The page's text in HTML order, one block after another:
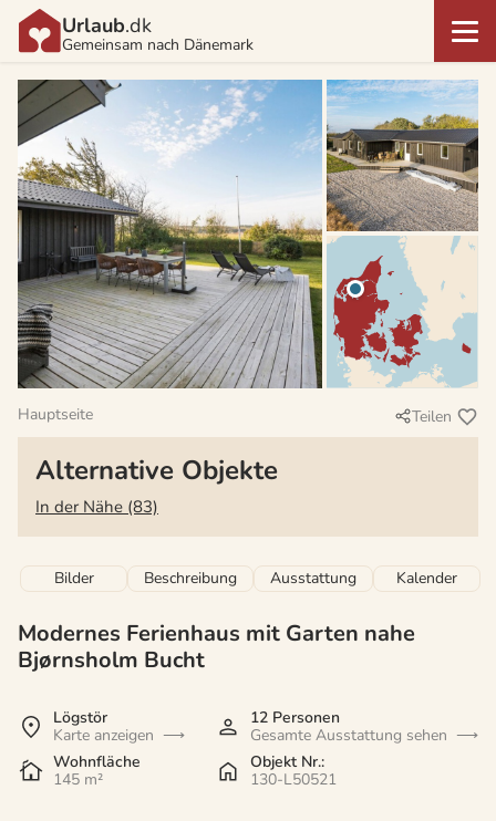
Urlaub.dk
Gemeinsam nach Dänemark
Hauptseite Teilen
Alternative Objekte
In der Nähe (83)
Bilder Beschreibung Ausstattung Kalender
Modernes Ferienhaus mit Garten nahe
Bjørnsholm Bucht
Lögstör
Karte anzeigen
12 Personen
Gesamte Ausstattung sehen
Wohnfläche
145 m²
Objekt Nr.:
130-L50521